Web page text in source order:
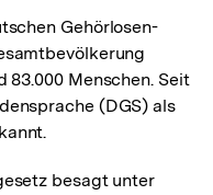
Gehörlosen-
83.000 Menschen. Seit
(DGS) als
besagt unter